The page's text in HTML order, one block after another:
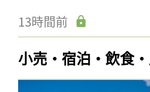
13時間前
小売・宿泊・飲食